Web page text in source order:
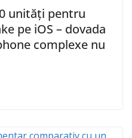
unități pentru
pe iOS – dovada
complexe nu